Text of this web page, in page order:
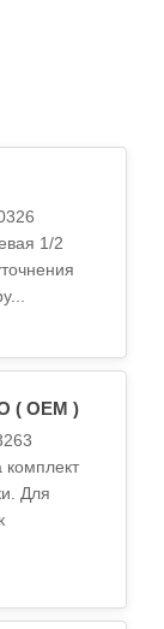
1/2
( OEM )
комплект